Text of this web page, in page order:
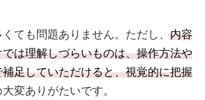
ても問題ありません。ただし、 内容
は理解しづらいものは、操作方法や
足していただけると、視覚的に把握
大変ありがたいです。